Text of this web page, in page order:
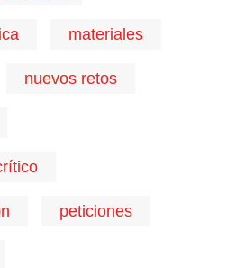
materiales
nuevos retos
peticiones